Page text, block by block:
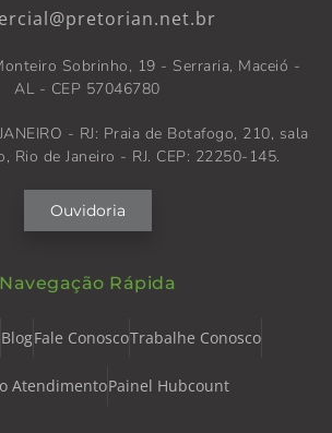
Sobrinho, 19 - Serraria, Maceió -
AL - CEP 57046780
- RJ: Praia de Botafogo, 210, sala
Rio de Janeiro - RJ. CEP: 22250-145.
Ouvidoria
Navegação Rápida
BlogFale ConoscoTrabalhe Conosco
AtendimentoPainel Hubcount